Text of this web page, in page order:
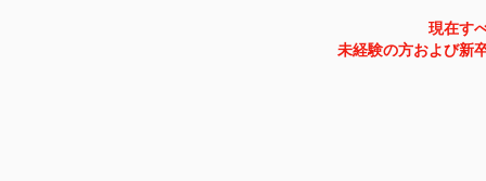
現在す
未経験の方および新